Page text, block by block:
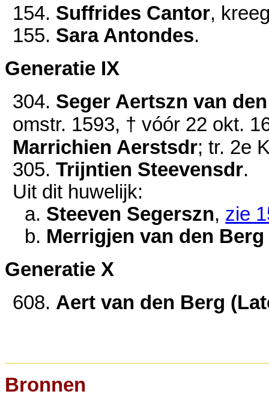
154. Suffrides Cantor,
155. Sara Antondes.
Generatie IX
304. Seger Aertszn van
omstr. 1593, †vóór 22 okt.
Marrichien Aerstsdr; tr. 2e
305.Trijntien Steevensdr.
Uit dit huwelijk:
a. Steeven Segerszn, zie
b. Merrigjen van den
Generatie X
608. Aert van den Berg
Bronnen